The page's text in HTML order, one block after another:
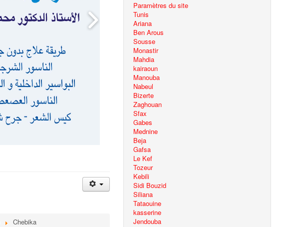
Chebika
Paramètres du site
Tunis
Ariana
Ben Arous
Sousse
Monastir
Mahdia
kairaoun
Manouba
Nabeul
Bizerte
Zaghouan
Sfax
Gabes
Mednine
Beja
Gafsa
Le Kef
Tozeur
Kebili
Sidi Bouzid
Siliana
Tataouine
kasserine
Jendouba